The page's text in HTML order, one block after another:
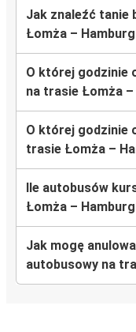
Jak znaleźć tanie
Łomża –
O której godzinie
na trasie Łomża –
O której godzinie
trasie Łomża –
Ile autobusów
Łomża –
Jak mogę
autobusowy na